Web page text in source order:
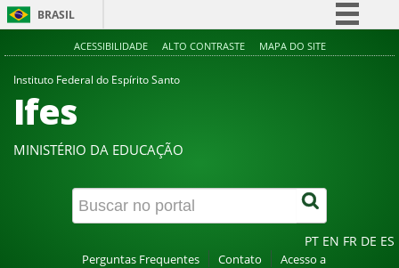
BRASIL
Simplifique!
Canais
ACESSIBILIDADE ALTO CONTRASTE MAPA DO SITE
Instituto Federal do Espírito Santo
Ifes
MINISTÉRIO DA EDUCAÇÃO
PT EN FR DE ES
Perguntas Frequentes Contato
Acesso a